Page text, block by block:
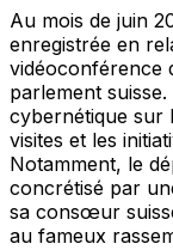
Au mois de juin
enregistrée en
vidéoconférence
parlement
cybernétique sur
visites et les
Notamment, le
concrétisé par
sa consœur
au fameux